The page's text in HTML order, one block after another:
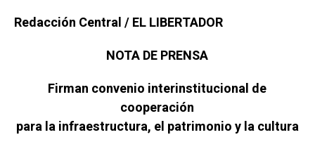
Redacción Central / EL LIBERTADOR
NOTA DE PRENSA
Firman convenio interinstitucional de
cooperación
para la infraestructura, el patrimonio y la cultura